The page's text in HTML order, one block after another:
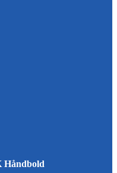
Håndbold